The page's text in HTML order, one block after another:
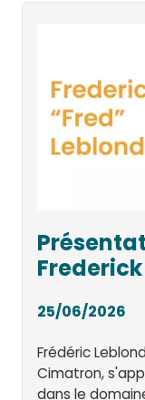
25/06/2026
Frédéric
Cimatron,
dans le